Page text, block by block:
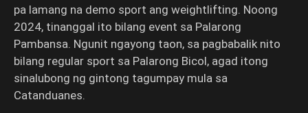
pa lamang na demo sport ang weightlifting. Noong
2024, tinanggal ito bilang event sa Palarong
Pambansa. Ngunit ngayong taon, sa pagbabalik nito
bilang regular sport sa Palarong Bicol, agad itong
sinalubong ng gintong tagumpay mula sa
Catanduanes.